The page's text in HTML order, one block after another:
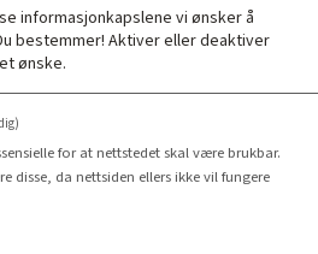
Electro Harmonix 6922EH Gold
Kr 635,-
informasjonkapslene vi ønsker å
bestemmer! Aktiver eller deaktiver
ønske.
for at nettstedet skal være brukbar.
disse, da nettsiden ellers ikke vil fungere